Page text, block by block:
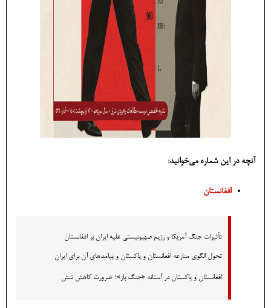
آنچه در این شماره می‌خوانید:
افغانستان
تأثیرات جنگ آمریکا و رژیم صهیونیستی علیه ایران بر افغانستان
تحول الگوی منازعه افغانستان و پاکستان و پیامدهای آن برای ایران
افغانستان و پاکستان در آستانه «جنگ باز»؛ ضرورت کاهش تنش